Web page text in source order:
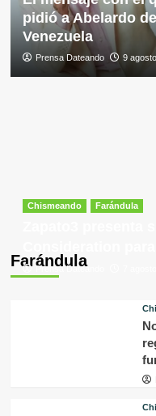
pidió a Abelardo
Venezuela
Prensa Dateando 9
Farándula
Chismeando Farándula
Prensa Dateando